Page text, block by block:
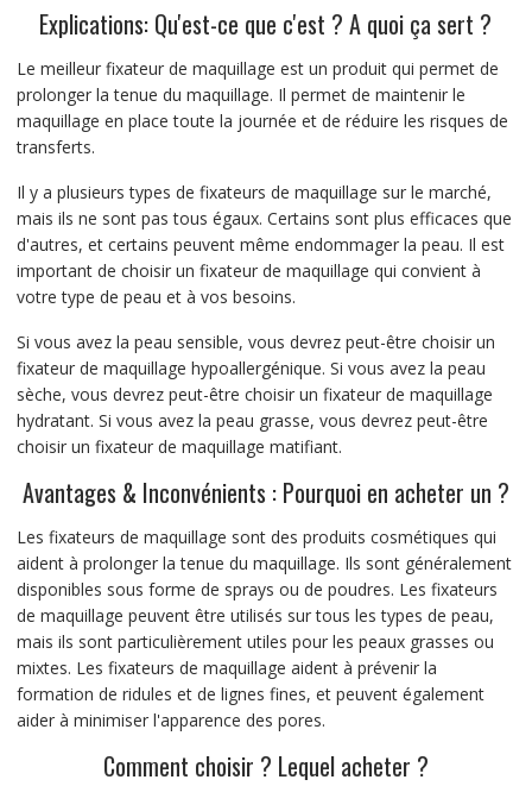
Explications: Qu'est-ce que c'est ? A quoi ça sert ?
Le meilleur fixateur de maquillage est un produit qui permet de
prolonger la tenue du maquillage. Il permet de maintenir le
maquillage en place toute la journée et de réduire les risques de
transferts.
Il y a plusieurs types de fixateurs de maquillage sur le marché,
mais ils ne sont pas tous égaux. Certains sont plus efficaces que
d'autres, et certains peuvent même endommager la peau. Il est
important de choisir un fixateur de maquillage qui convient à
votre type de peau et à vos besoins.
Si vous avez la peau sensible, vous devrez peut-être choisir un
fixateur de maquillage hypoallergénique. Si vous avez la peau
sèche, vous devrez peut-être choisir un fixateur de maquillage
hydratant. Si vous avez la peau grasse, vous devrez peut-être
choisir un fixateur de maquillage matifiant.
Avantages & Inconvénients : Pourquoi en acheter un ?
Les fixateurs de maquillage sont des produits cosmétiques qui
aident à prolonger la tenue du maquillage. Ils sont généralement
disponibles sous forme de sprays ou de poudres. Les fixateurs
de maquillage peuvent être utilisés sur tous les types de peau,
mais ils sont particulièrement utiles pour les peaux grasses ou
mixtes. Les fixateurs de maquillage aident à prévenir la
formation de ridules et de lignes fines, et peuvent également
aider à minimiser l'apparence des pores.
Comment choisir ? Lequel acheter ?